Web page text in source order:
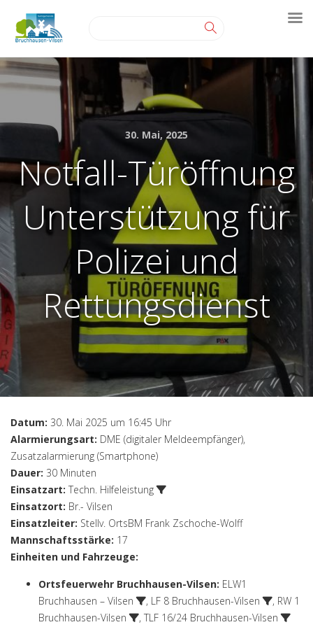
30. Mai, 2025
Notfall-Türöffnung
Unterstützung für
Polizei und
Rettungsdienst
Datum: 30. Mai 2025 um 16:45 Uhr
Alarmierungsart: DME (digitaler Meldeempfänger),
Zusatzalarmierung (Smartphone)
Dauer: 30 Minuten
Einsatzart: Techn. Hilfeleistung
Einsatzort: Br.- Vilsen
Einsatzleiter: Stellv. OrtsBM Frank Zschoche-Wolff
Mannschaftsstärke: 17
Einheiten und Fahrzeuge:
Ortsfeuerwehr Bruchhausen-Vilsen: ELW1
Bruchhausen – Vilsen
, LF 8 Bruchhausen-Vilsen , RW 1
Bruchhausen-Vilsen
, TLF 16/24 Bruchhausen-Vilsen